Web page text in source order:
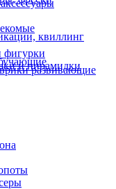
фигурки
и пирамидки
квиллинг
развивающие